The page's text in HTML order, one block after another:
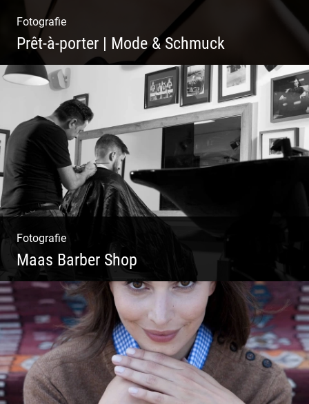
Fotografie
Prêt-à-porter | Mode & Schmuck
Fotografie
Maas Barber Shop
Coole Bartstyles | Haircut & Shave | Farbe
& Schnitt | Creating Men